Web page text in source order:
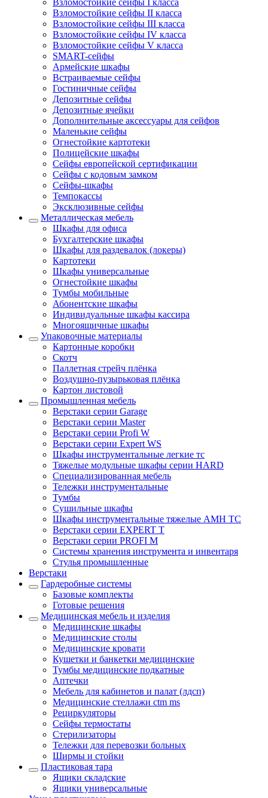
Взломостойкие сейфы II класса
Взломостойкие сейфы III класса
Взломостойкие сейфы IV класса
Взломостойкие сейфы V класса
SMART-сейфы
Армейские шкафы
Встраиваемые сейфы
Гостиничные сейфы
Депозитные сейфы
Депозитные ячейки
Дополнительные аксессуары для сейфов
Маленькие сейфы
Огнестойкие картотеки
Полицейские шкафы
Сейфы европейской сертификации
Сейфы с кодовым замком
Сейфы-шкафы
Темпокассы
Эксклюзивные сейфы
Металлическая мебель
Шкафы для офиса
Бухгалтерские шкафы
Шкафы для раздевалок (локеры)
Картотеки
Шкафы универсальные
Огнестойкие шкафы
Тумбы мобильные
Абонентские шкафы
Индивидуальные шкафы кассира
Многоящичные шкафы
Упаковочные материалы
Картонные коробки
Скотч
Паллетная стрейч плёнка
Воздушно-пузырьковая плёнка
Картон листовой
Промышленная мебель
Верстаки серии Garage
Верстаки серии Master
Верстаки серии Profi W
Верстаки серии Expert WS
Шкафы инструментальные легкие тс
Тяжелые модульные шкафы серии HARD
Cпециализированная мебель
Тележки инструментальные
Тумбы
Cушильные шкафы
Шкафы инструментальные тяжелые AMH TC
Верстаки серии EXPERT T
Верстаки серии PROFI M
Системы хранения инструмента и инвентаря
Стулья промышленные
Верстаки
Гардеробные системы
Базовые комплекты
Готовые решения
Медицинская мебель и изделия
Медицинские шкафы
Медицинские столы
Медицинские кровати
Кушетки и банкетки медицинские
Тумбы медицинские подкатные
Аптечки
Мебель для кабинетов и палат (лдсп)
Медицинские стеллажи ctm ms
Рециркуляторы
Сейфы термостаты
Стерилизаторы
Тележки для перевозки больных
Ширмы и стойки
Пластиковая тара
Ящики складские
Ящики универсальные